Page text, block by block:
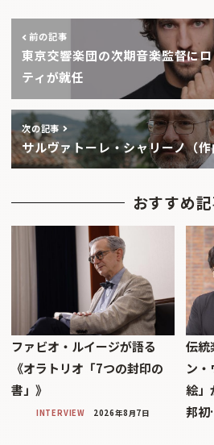
前の記事
東京交響楽団の次期音楽監督に
ティが就任
次の記事
サルヴァトーレ・シャリーノ（
おすすめ
ファビオ・ルイージが語る
《オラトリオ「7つの封印の
書」》
INTERVIEW 2026年8月7日
伝統
ン
絵」
邦